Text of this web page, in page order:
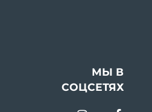
МЫ В
СОЦСЕТЯХ